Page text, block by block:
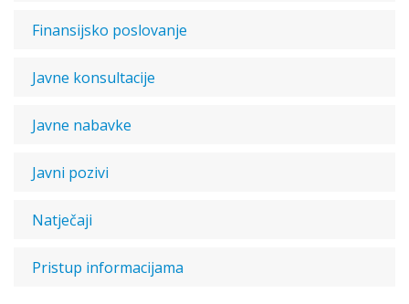
Finansijsko poslovanje
Javne konsultacije
Javne nabavke
Javni pozivi
Natječaji
Pristup informacijama